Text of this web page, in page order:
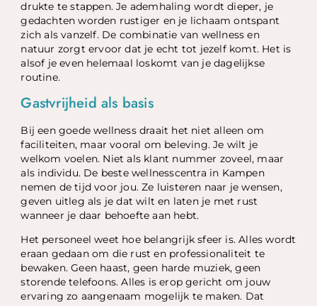
drukte te stappen. Je ademhaling wordt dieper, je
gedachten worden rustiger en je lichaam ontspant
zich als vanzelf. De combinatie van wellness en
natuur zorgt ervoor dat je echt tot jezelf komt. Het is
alsof je even helemaal loskomt van je dagelijkse
routine.
Gastvrijheid als basis
Bij een goede wellness draait het niet alleen om
faciliteiten, maar vooral om beleving. Je wilt je
welkom voelen. Niet als klant nummer zoveel, maar
als individu. De beste wellnesscentra in Kampen
nemen de tijd voor jou. Ze luisteren naar je wensen,
geven uitleg als je dat wilt en laten je met rust
wanneer je daar behoefte aan hebt.
Het personeel weet hoe belangrijk sfeer is. Alles wordt
eraan gedaan om die rust en professionaliteit te
bewaken. Geen haast, geen harde muziek, geen
storende telefoons. Alles is erop gericht om jouw
ervaring zo aangenaam mogelijk te maken. Dat